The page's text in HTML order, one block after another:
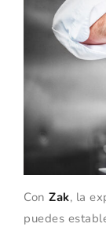
ConZak, la
puedes